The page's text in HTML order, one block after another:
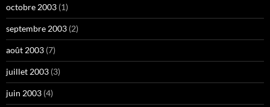
octobre 2003 (1)
septembre 2003 (2)
août 2003 (7)
juillet 2003 (3)
juin 2003 (4)